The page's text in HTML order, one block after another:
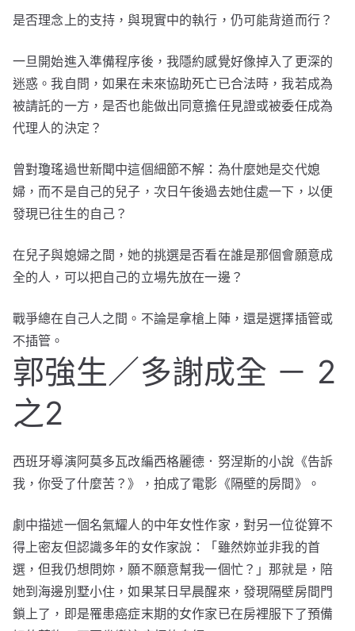
是否理念上的支持，與現實中的執行，仍可能背道而行？
一旦開始進入準備程序後，我隱約感覺好像掉入了更深的
迷惑。我自問，如果在未來協助死亡已合法時，我若成為
被請託的一方，是否也能做出同意擔任見證或被委任成為
代理人的決定？
曾對瓊瑤過世新聞中這個細節不解：為什麼她是交代媳
婦，而不是自己的兒子，次日午後過去她住處一下，以便
發現已往生的自己？
在兒子與媳婦之間，她的挑選是否看在誰是那個會願意成
全的人，可以把自己的立場先放在一邊？
戰爭總在自己人之間。不論是拿槍上陣，還是選擇插管或
不插管。
郭強生／多謝成全 － 2
之2
西班牙導演阿莫多瓦改編西格麗德．努涅斯的小說《告訴
我，你受了什麼苦？》，拍成了電影《隔壁的房間》。
劇中描述一個名氣耀人的中年女性作家，對另一位從算不
得上密友但認識多年的女作家說：「雖然妳並非我的首
選，但我仍想問妳，願不願意幫我一個忙？」那就是，陪
她到海邊別墅小住，如果某日早晨醒來，發現隔壁房間門
鎖上了，即是罹患癌症末期的女作家已在房裡服下了預備